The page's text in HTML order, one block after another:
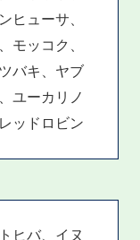
ヒューサ、
モッコク、
バキ、ヤブ
ユーカリノ
ッドロビン
ヒバ、イヌ